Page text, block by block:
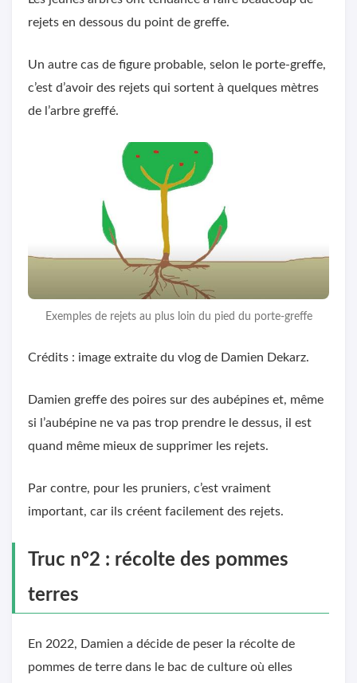
rejets en dessous du point de greffe.
Un autre cas de figure probable, selon le porte-greffe,
c’est d’avoir des rejets qui sortent à quelques mètres
de l’arbre greffé.
Exemples de rejets au plus loin du pied du porte-greffe
Crédits : image extraite du vlog de Damien Dekarz.
Damien greffe des poires sur des aubépines et, même
si l’aubépine ne va pas trop prendre le dessus, il est
quand même mieux de supprimer les rejets.
Par contre, pour les pruniers, c’est vraiment
important, car ils créent facilement des rejets.
Truc n°2 : récolte des pommes
terres
En 2022, Damien a décide de peser la récolte de
pommes de terre dans le bac de culture où elles